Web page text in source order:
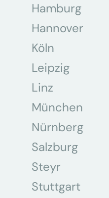
Hamburg
Hannover
Köln
Leipzig
Linz
München
Nürnberg
Salzburg
Steyr
Stuttgart